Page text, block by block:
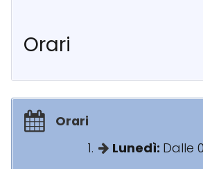
Orari
Orari
Lunedì: Dalle